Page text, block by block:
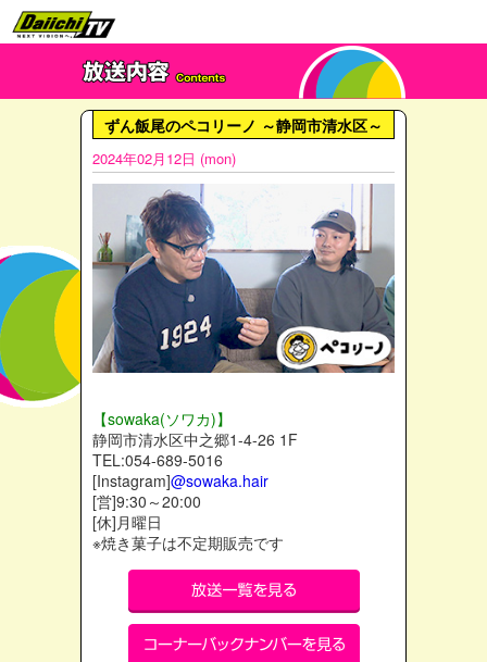
ずん飯尾のペコリーノ ～静岡市清水区～
2024年02月12日 (mon)
【sowaka(ソワカ)】
静岡市清水区中之郷1-4-26 1F
TEL:054-689-5016
[Instagram]@sowaka.hair
[営]9:30～20:00
[休]月曜日
※焼き菓子は不定期販売です